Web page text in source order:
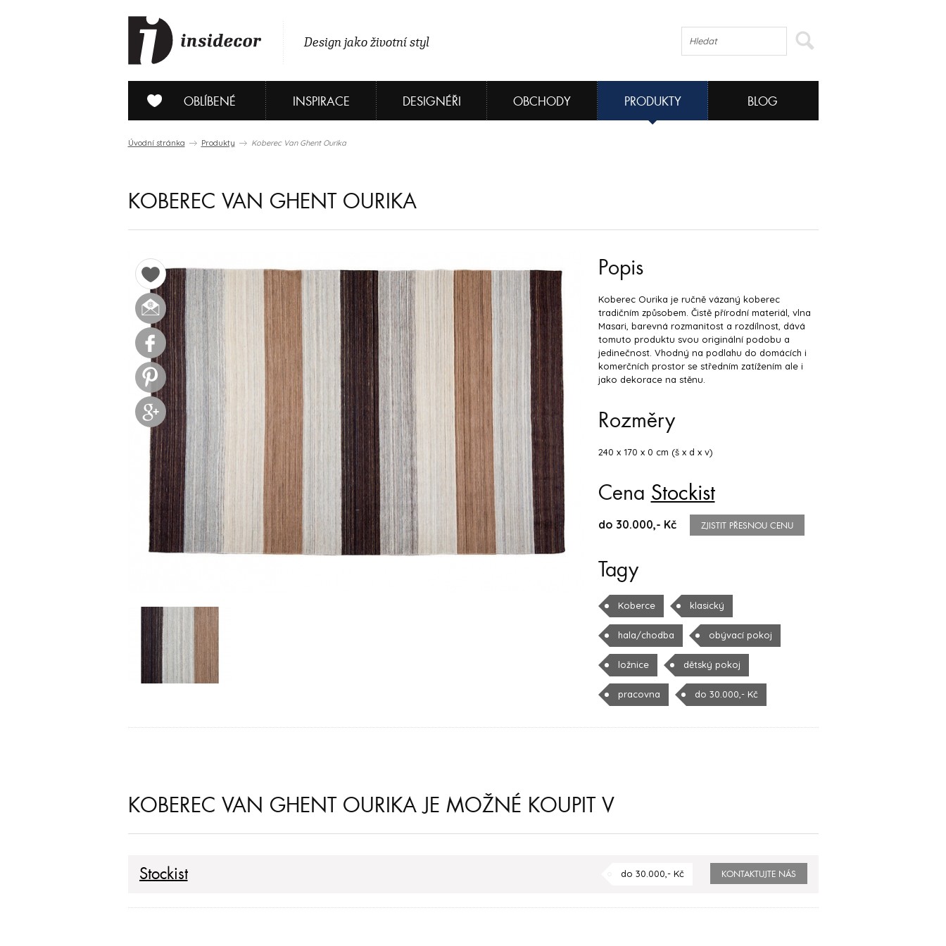
Design jako životní styl
OBLÍBENÉ INSPIRACE DESIGNÉŘI OBCHODY PRODUKTY BLOG
Úvodní stránka Produkty Koberec Van Ghent Ourika
KOBEREC VAN GHENT OURIKA
Popis
Koberec Ourika je ručně vázaný koberec
tradičním způsobem. Čistě přírodní materiál, vlna
Masari, barevná rozmanitost a rozdílnost, dává
tomuto produktu svou originální podobu a
jedinečnost. Vhodný na podlahu do domácích i
komerčních prostor se středním zatížením ale i
jako dekorace na stěnu.
Rozměry
240 x 170 x 0 cm (š x d x v)
Cena Stockist
do 30.000,- Kč ZJISTIT PŘESNOU CENU
Tagy
Koberce klasický
hala/chodba obývací pokoj
ložnice dětský pokoj
pracovna do 30.000,- Kč
KOBEREC VAN GHENT OURIKA JE MOŽNÉ KOUPIT V
Stockist KONTAKTUJTE NÁS
do 30.000,- Kč